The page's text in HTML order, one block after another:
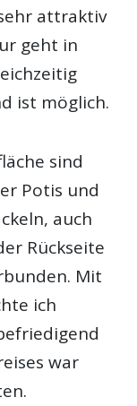
attraktiv
geht in
ist möglich.
sind
Potis und
auch
Rückseite
Mit
ich
war